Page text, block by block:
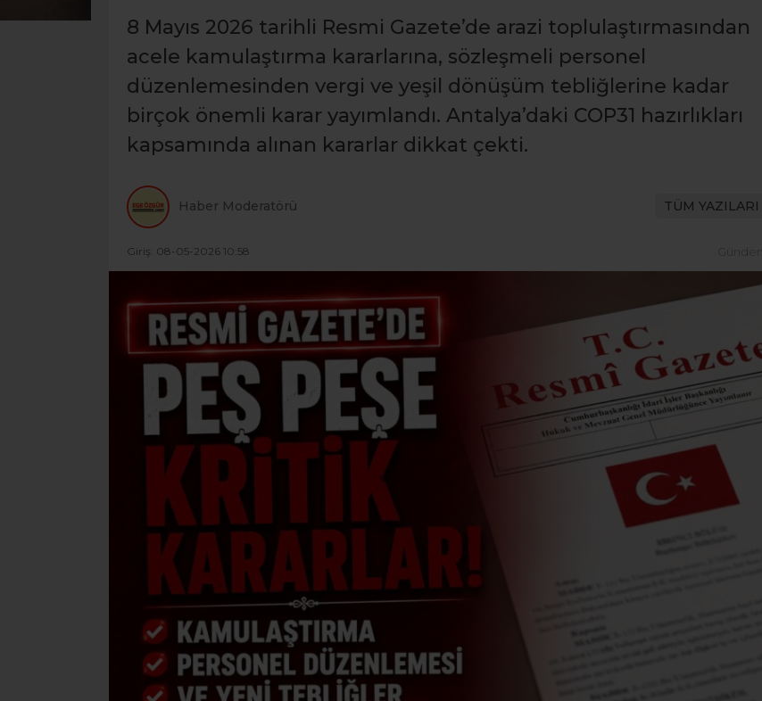
8 Mayıs 2026 tarihli Resmi Gazete’de arazi toplulaştırmasından
acele kamulaştırma kararlarına, sözleşmeli personel
düzenlemesinden vergi ve yeşil dönüşüm tebliğlerine kadar
birçok önemli karar yayımlandı. Antalya’daki COP31 hazırlıkları
kapsamında alınan kararlar dikkat çekti.
Haber Moderatörü TÜM YAZILARI
Giriş: 08-05-2026 10:58 Gündem